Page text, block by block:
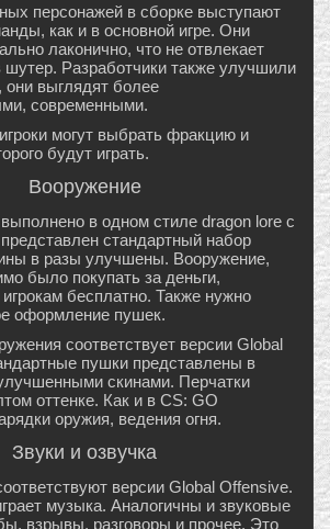
персонажей в сборке выступают
как и в основной игре. Они
лаконично, что не отвлекает
шутер. Разработчики также улучшили
они выглядят более
современными.
могут выбрать фракцию и
будут играть.
Вооружение
в одном стиле dragon lore с
стандартный набор
в разы улучшены. Вооружение,
было покупать за деньги,
бесплатно. Также нужно
оформление пушек.
соответствует версии Global
пушки представлены в
скинами. Перчатки
оттенке. Как и в CS: GO
оружия, ведения огня.
Звуки и озвучка
версии Global Offensive.
музыка. Аналогичны и звуковые
взрывы, разговоры и прочее. Это